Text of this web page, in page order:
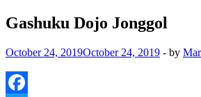
Gashuku Dojo Jonggol
October 24, 2019October 24, 2019 - by